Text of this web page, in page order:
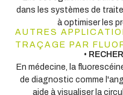
dans les systèmes de
à optimiser les
AUTRES
TRAÇAGE PAR
•
En médecine, la
de diagnostic comme
aide à visualiser la